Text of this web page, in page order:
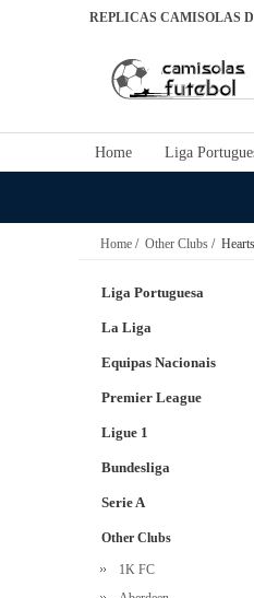
REPLICAS CAMISOLAS
Home Liga
Home / Other Clubs / Hearts
Liga Portuguesa
La Liga
Equipas Nacionais
Premier League
Ligue 1
Bundesliga
Serie A
Other Clubs
1K FC